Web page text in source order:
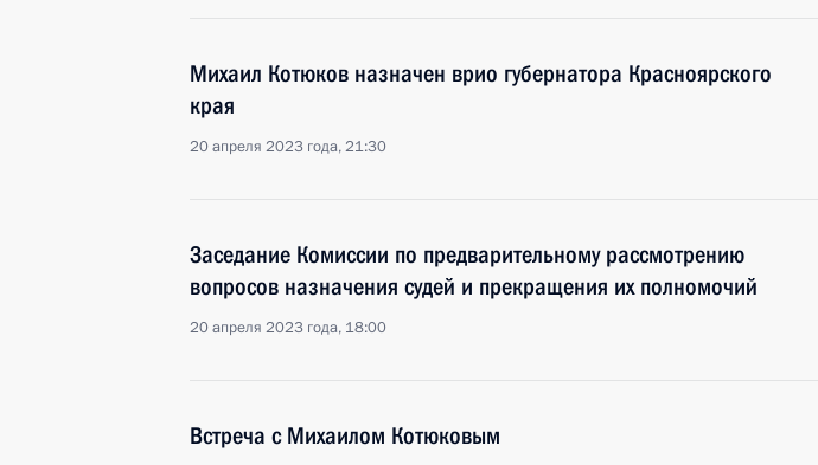
Михаил Котюков назначен врио губернатора Красноярского
края
20 апреля 2023 года, 21:30
Заседание Комиссии по предварительному рассмотрению
вопросов назначения судей и прекращения их полномочий
20 апреля 2023 года, 18:00
Встреча с Михаилом Котюковым